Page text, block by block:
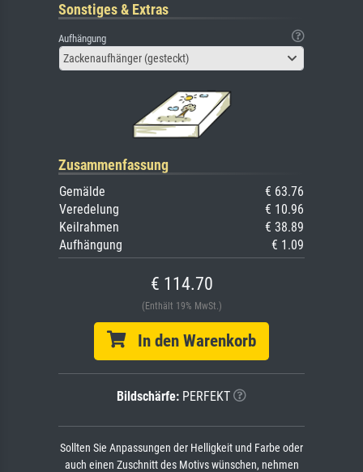
Sonstiges & Extras
Aufhängung
Zackenaufhänger (gesteckt)
Zusammenfassung
Gemälde
€ 63.76
Veredelung
€ 10.96
Keilrahmen
€ 38.89
Aufhängung
€ 1.09
€ 114.70
(Enthält 19% MwSt.)
In den Warenkorb
Bildschärfe: PERFEKT
Sollten Sie Anpassungen der Helligkeit und Farbe oder
auch einen Zuschnitt des Motivs wünschen, nehmen